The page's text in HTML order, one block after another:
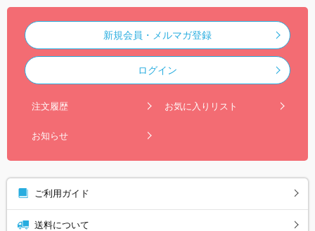
新規会員・メルマガ登録
ログイン
注文履歴 お気に入りリスト
お知らせ
ご利用ガイド
送料について